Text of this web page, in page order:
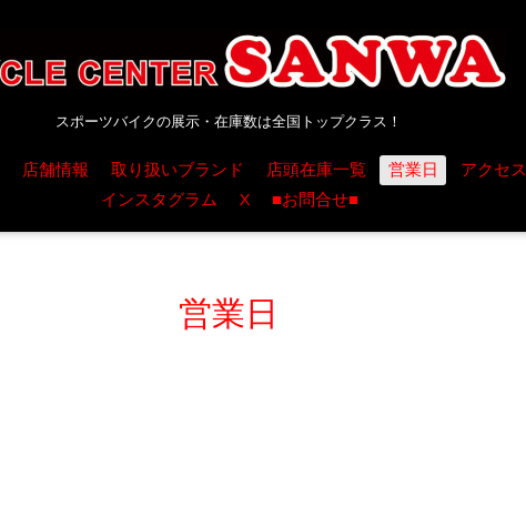
スポーツバイクの展示・在庫数は全国トップクラス！
店舗情報 取り扱いブランド 店頭在庫一覧 営業日 アクセス
インスタグラム
X ■お問合せ■
営業日